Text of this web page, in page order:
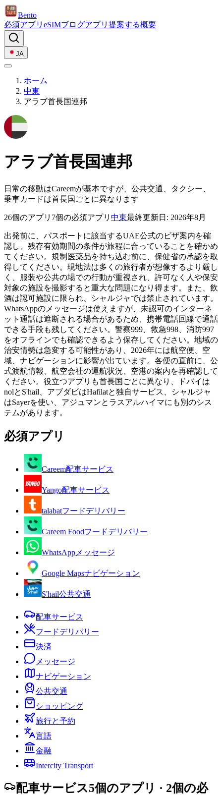
Bento
必須アプリ eSIMブログアプリ 提案する概要
JA
ホーム
中東
アラブ首長国連邦
アラブ首長国連邦
日常の移動はCareemが基本ですが、公共交通、タクシー、
乗車カードは首長国ごとに異なります
26個のアプリ 7個の必須アプリ 中東最終更新日: 2026年8月
出発前に、パスポートに該当するUAE公式のビザ案内を確
認し、残存有効期間の条件が旅程に合っていることを確かめ
てください。規制医薬品を持ち込む前に、保健省の承認を取
得してください。現地法は多くの旅行者が想像するより厳し
く、服装や公共の場での行動が重視され、許可なく人や保安
対象の施設を撮影すると重大な問題になり得ます。また、飲
酒は認可施設に限られ、シャルジャでは禁止されています。
WhatsAppのメッセージは使えますが、未認可のインターネ
ット通話は遮断される場合があるため、携帯電話回線で通話
できる手段も残してください。警察999、救急998、消防997
をオフラインでも確認できるよう保存してください。地域の
治安情勢は急変する可能性があり、2026年には航空便、空
域、ナビゲーションに影響が出ています。各便の直前に、公
式渡航情報、航空会社の運航状況、空港の案内を再確認して
ください。役立つアプリも首長国ごとに異なり、ドバイは
nolとS'hail、アブダビはHafilatと独自サービス、シャルジャ
はSayerを使い、アジュマンとラスアルハイマにも別のシス
テムがあります。
必須アプリ
Careem配車サービス
Yango配車サービス
talabatフードデリバリー
Careem Foodフードデリバリー
WhatsApp メッセージ
Google Mapsナビゲーション
S'hail公共交通
配車サービス
フードデリバリー
決済
メッセージ
ナビゲーション
公共交通
ショッピング
旅行と予約
言語
金融
Intercity Transport
配車サービス5個のアプリ · 2個の必